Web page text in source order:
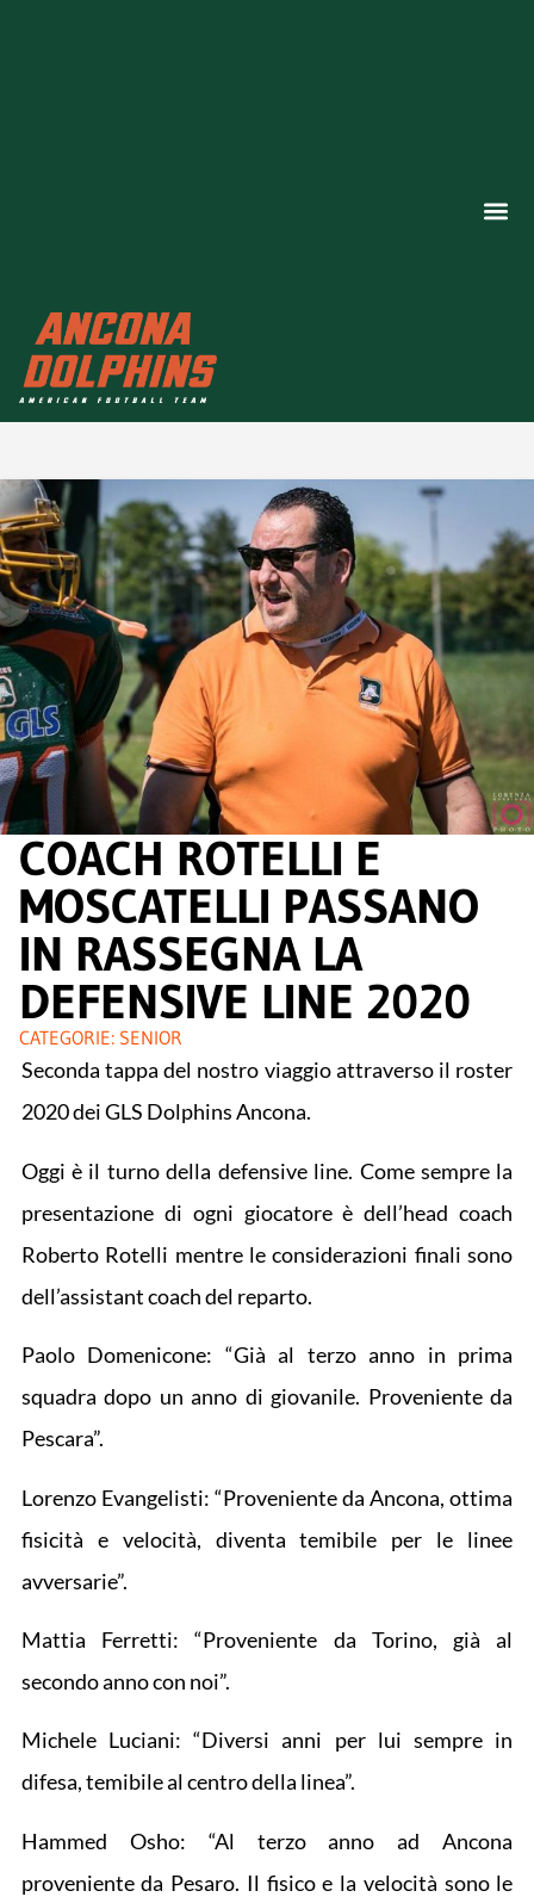
COACH ROTELLI E
MOSCATELLI PASSANO
IN RASSEGNA LA
DEFENSIVE LINE 2020
CATEGORIE: SENIOR
Seconda tappa del nostro viaggio attraverso il roster
2020 dei GLS Dolphins Ancona.
Oggi è il turno della defensive line. Come sempre la
presentazione di ogni giocatore è dell’head coach
Roberto Rotelli mentre le considerazioni finali sono
dell’assistant coach del reparto.
Paolo Domenicone: “Già al terzo anno in prima
squadra dopo un anno di giovanile. Proveniente da
Pescara”.
Lorenzo Evangelisti: “Proveniente da Ancona, ottima
fisicità e velocità, diventa temibile per le linee
avversarie”.
Mattia Ferretti: “Proveniente da Torino, già al
secondo anno con noi”.
Michele Luciani: “Diversi anni per lui sempre in
difesa, temibile al centro della linea”.
Hammed Osho: “Al terzo anno ad Ancona
proveniente da Pesaro. Il fisico e la velocità sono le